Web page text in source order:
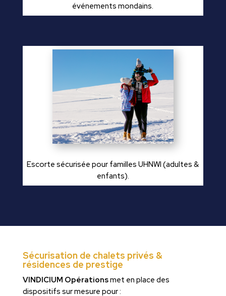
événements mondains.
Escorte sécurisée pour familles UHNWI (adultes &
enfants).
Sécurisation de chalets privés &
résidences de prestige
VINDICIUM Opérationsmet en place des
dispositifs sur mesure pour :